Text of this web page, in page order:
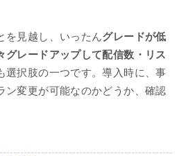
を見越し、いったんグレードが低
グレードアップして配信数・リス
選択肢の一つです。導入時に、事
ン変更が可能なのかどうか、確認